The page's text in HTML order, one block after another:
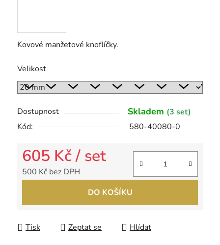
Kovové manžetové knoflíčky.
Velikost
Dostupnost Skladem (3 set)
Kód:
580-40080-0
605 Kč/ set
500 Kč bez DPH
DO KOŠÍKU
Tisk Zeptat se Hlídat